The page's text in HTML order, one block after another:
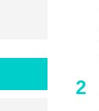
2